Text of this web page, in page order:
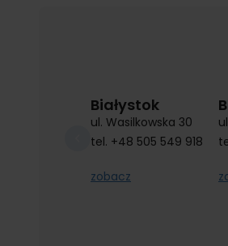
Białystok
ul. Wasilkowska 30
tel. +48 505 549 918
zobacz